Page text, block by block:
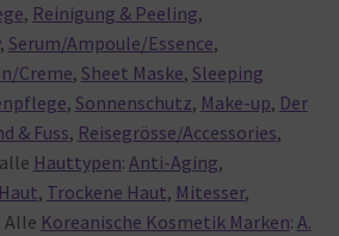
, Reinigung & Peeling,
, Serum/Ampoule/Essence,
Creme, Sheet Maske, Sleeping
, Sonnenschutz, Make-up, Der
& Fuss, Reisegrösse/Accessories,
alle Hauttypen: Anti-Aging,
, Trockene Haut, Mitesser,
. Alle Koreanische Kosmetik Marken: A.